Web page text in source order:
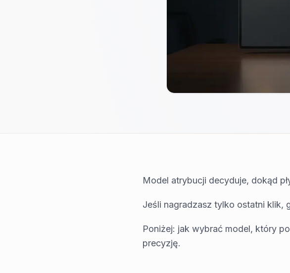
Model atrybucji decyduje, dokąd
Jeśli nagradzasz tylko ostatni klik,
Poniżej: jak wybrać model, który
precyzję.